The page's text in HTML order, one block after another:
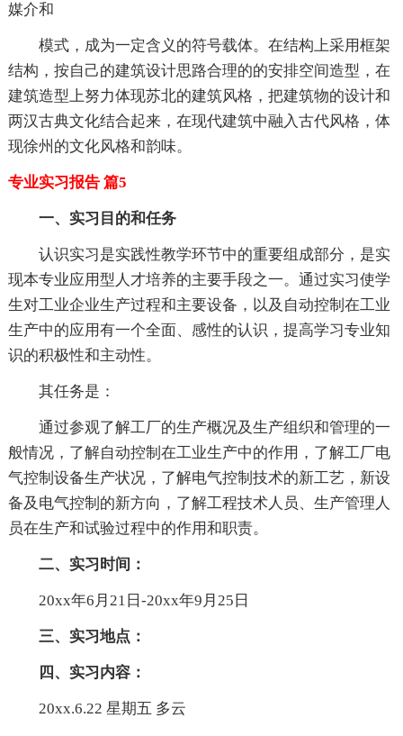
媒介和
模式，成为一定含义的符号载体。在结构上采用框架
结构，按自己的建筑设计思路合理的的安排空间造型，在
建筑造型上努力体现苏北的建筑风格，把建筑物的设计和
两汉古典文化结合起来，在现代建筑中融入古代风格，体
现徐州的文化风格和韵味。
专业实习报告 篇5
一、实习目的和任务
认识实习是实践性教学环节中的重要组成部分，是实
现本专业应用型人才培养的主要手段之一。通过实习使学
生对工业企业生产过程和主要设备，以及自动控制在工业
生产中的应用有一个全面、感性的认识，提高学习专业知
识的积极性和主动性。
其任务是：
通过参观了解工厂的生产概况及生产组织和管理的一
般情况，了解自动控制在工业生产中的作用，了解工厂电
气控制设备生产状况，了解电气控制技术的新工艺，新设
备及电气控制的新方向，了解工程技术人员、生产管理人
员在生产和试验过程中的作用和职责。
二、实习时间：
20xx年6月21日-20xx年9月25日
三、实习地点：
四、实习内容：
20xx.6.22 星期五 多云